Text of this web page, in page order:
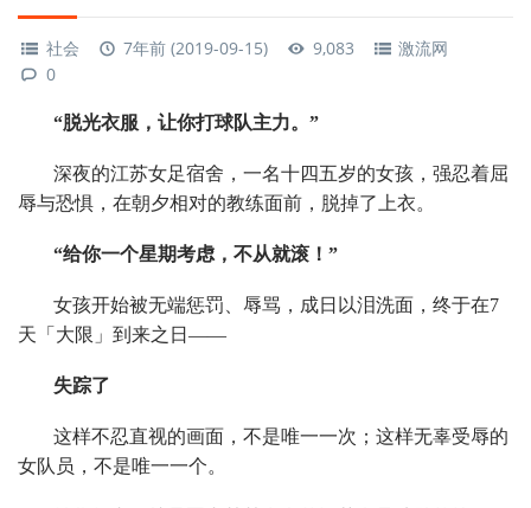
社会 7年前 (2019-09-15) 9,083
激流网
0
“脱光衣服，让你打球队主力。”
深夜的江苏女足宿舍，一名十四五岁的女孩，强忍着屈
辱与恐惧，在朝夕相对的教练面前，脱掉了上衣。
“给你一个星期考虑，不从就滚！”
女孩开始被无端惩罚、辱骂，成日以泪洗面，终于在7
天「大限」到来之日——
失踪了
这样不忍直视的画面，不是唯一一次；这样无辜受辱的
女队员，不是唯一一个。